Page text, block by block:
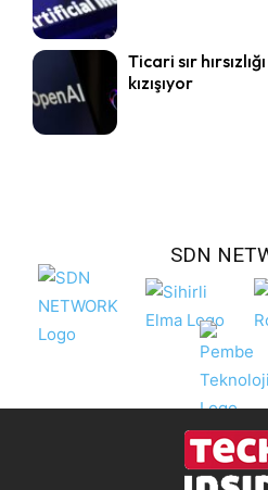
Ticari sır
kızışıyor
SDN